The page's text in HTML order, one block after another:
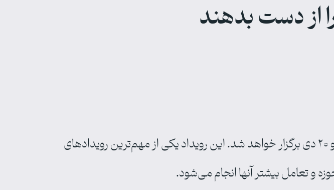
از دست بدهند
توسط کارخانه نوآوری رسانه راه‌کار در تاریخ ۱۹ و ۲۰ دی برگزار خواهد شد. این رویداد یکی از مهم‌ترین رویدادهای
و تعامل بیشتر آنها انجام می‌شود.